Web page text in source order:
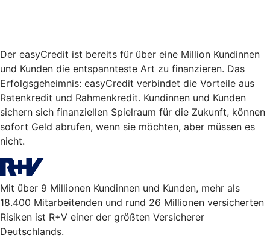
Der easyCredit ist bereits für über eine Million Kundinnen
und Kunden die entspannteste Art zu finanzieren. Das
Erfolgsgeheimnis: easyCredit verbindet die Vorteile aus
Ratenkredit und Rahmenkredit. Kundinnen und Kunden
sichern sich finanziellen Spielraum für die Zukunft, können
sofort Geld abrufen, wenn sie möchten, aber müssen es
nicht.
Mit über 9 Millionen Kundinnen und Kunden, mehr als
18.400 Mitarbeitenden und rund 26 Millionen versicherten
Risiken ist R+V einer der größten Versicherer
Deutschlands.